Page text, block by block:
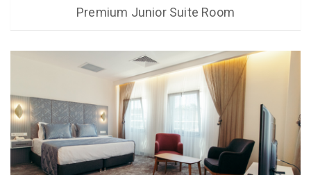
Premium Junior Suite Room